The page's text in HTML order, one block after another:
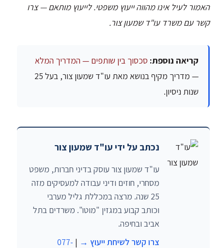
האמור לעיל אינו מהווה ייעוץ משפטי. לייעוץ מותאם — צרו
קשר עם משרד עו"ד שמעון צור.
קריאה נוספת: סכסוך בין שותפים — המדריך המלא
— מדריך מקיף בנושא מאת עו"ד שמעון צור, בעל 25
שנות ניסיון.
נכתב על ידי עו"ד שמעון צור
עו"ד שמעון צור עוסק בדיני חברות, משפט
מסחרי, חוזים ודיני עבודה למעסיקים מזה
25 שנה. מרצה במכללת גליל מערבי
וכותב קבוע במגזין "מוטו". משרדים בתל
אביב ובחיפה.
צרו קשר לשיחת ייעוץ → |
077-